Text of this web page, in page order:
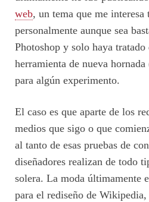
web, un tema que me
personalmente aunque sea
Photoshop y solo haya
herramienta de nueva hornada
para algún experimento.
El caso es que aparte de los
medios que sigo o que
al tanto de esas pruebas de
diseñadores realizan de todo
solera. La moda últimamente
para el rediseño de